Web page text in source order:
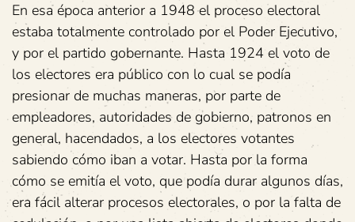
En esa época anterior a 1948 el proceso electoral
estaba totalmente controlado por el Poder Ejecutivo,
y por el partido gobernante. Hasta 1924 el voto de
los electores era público con lo cual se podía
presionar de muchas maneras, por parte de
empleadores, autoridades de gobierno, patronos en
general, hacendados, a los electores votantes
sabiendo cómo iban a votar. Hasta por la forma
cómo se emitía el voto, que podía durar algunos días,
era fácil alterar procesos electorales, o por la falta de